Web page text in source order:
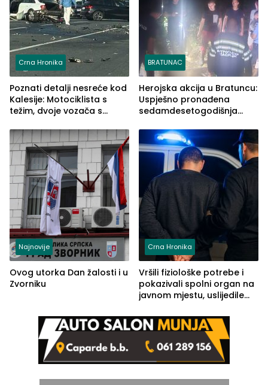
Crna Hronika
Poznati detalji nesreće kod
Kalesije: Motociklista s
težim, dvoje vozača s
BRATUNAC
Herojska akcija u Bratuncu:
Uspješno pronađena
sedamdesetogodišnja
Kravice.
Najnovije
Ovog utorka Dan žalosti i u
Zvorniku
Crna Hronika
Vršili fiziološke potrebe i
pokazivali spolni organ na
javnom mjestu, uslijedile